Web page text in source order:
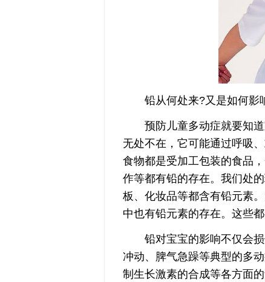
铅从何处来?又是如何影
预防儿童多动症就要知道
无处不在，它可能通过呼吸
食物都是受加工包装的食品
作等都有铅的存在。我们处
板、化妆品等都含有铅元素
中也有铅元素的存在。这些
铅对宝宝的影响不仅会损
冲动、脾气急躁等典型的多
制生长激素的合成等各方面的